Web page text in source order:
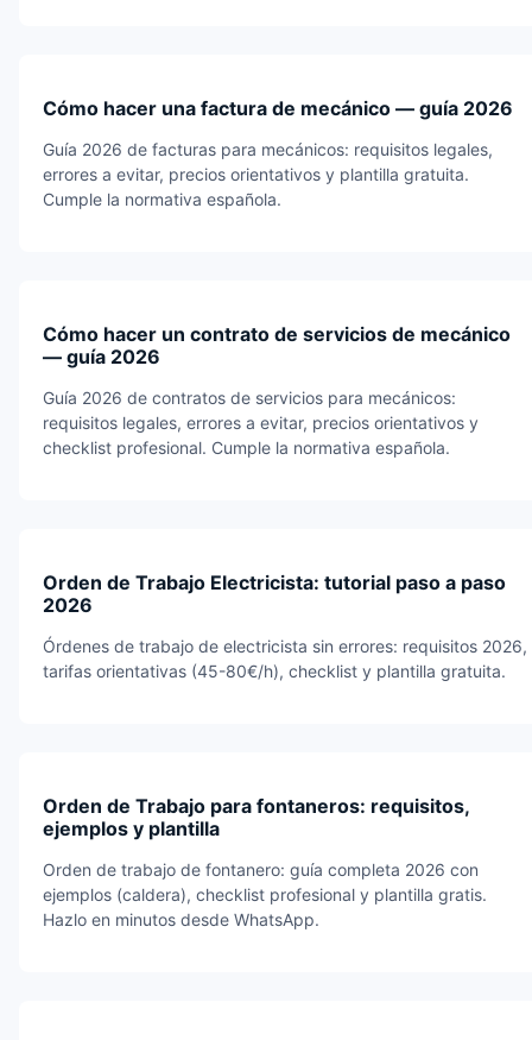
Cómo hacer una factura de mecánico — guía 2026
Guía 2026 de facturas para mecánicos: requisitos legales,
errores a evitar, precios orientativos y plantilla gratuita.
Cumple la normativa española.
Cómo hacer un contrato de servicios de mecánico
— guía 2026
Guía 2026 de contratos de servicios para mecánicos:
requisitos legales, errores a evitar, precios orientativos y
checklist profesional. Cumple la normativa española.
Orden de Trabajo Electricista: tutorial paso a paso
2026
Órdenes de trabajo de electricista sin errores: requisitos 2026,
tarifas orientativas (45-80€/h), checklist y plantilla gratuita.
Orden de Trabajo para fontaneros: requisitos,
ejemplos y plantilla
Orden de trabajo de fontanero: guía completa 2026 con
ejemplos (caldera), checklist profesional y plantilla gratis.
Hazlo en minutos desde WhatsApp.